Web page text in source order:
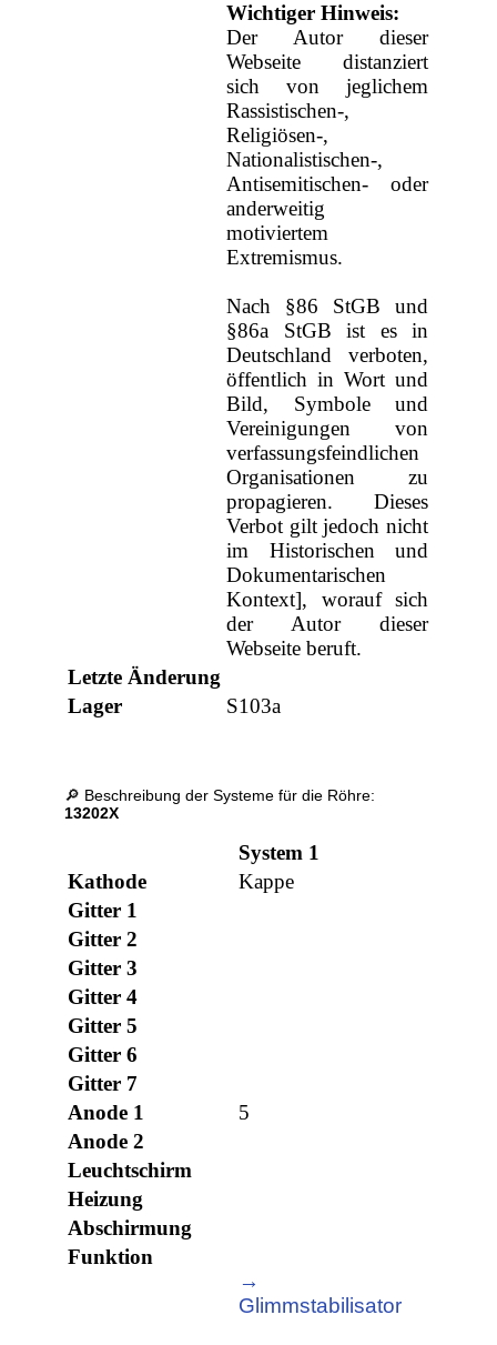
Wichtiger Hinweis:
Der Autor dieser
Webseite distanziert
sich von jeglichem
Rassistischen-,
Religiösen-,
Nationalistischen-,
Antisemitischen- oder
anderweitig
motiviertem
Extremismus.
Nach §86 StGB und
§86a StGB ist es in
Deutschland verboten,
öffentlich in Wort und
Bild, Symbole und
Vereinigungen von
verfassungsfeindlichen
Organisationen zu
propagieren. Dieses
Verbot gilt jedoch nicht
im Historischen und
Dokumentarischen
Kontext], worauf sich
der Autor dieser
Webseite beruft.
Letzte Änderung
Lager
S103a
🔎 Beschreibung der Systeme für die Röhre:
13202X
System 1
Kathode
Kappe
Gitter 1
Gitter 2
Gitter 3
Gitter 4
Gitter 5
Gitter 6
Gitter 7
Anode 1
5
Anode 2
Leuchtschirm
Heizung
Abschirmung
Funktion
→
Glimmstabilisator